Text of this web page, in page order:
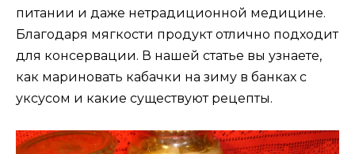
питании и даже нетрадиционной медицине.
Благодаря мягкости продукт отлично подходит
для консервации. В нашей статье вы узнаете,
как мариновать кабачки на зиму в банках с
уксусом и какие существуют рецепты.